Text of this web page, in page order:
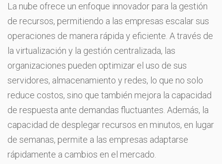
La nube ofrece un enfoque innovador para la gestión
de recursos, permitiendo a las empresas escalar sus
operaciones de manera rápida y eficiente. A través de
la virtualización y la gestión centralizada, las
organizaciones pueden optimizar el uso de sus
servidores, almacenamiento y redes, lo que no solo
reduce costos, sino que también mejora la capacidad
de respuesta ante demandas fluctuantes. Además, la
capacidad de desplegar recursos en minutos, en lugar
de semanas, permite a las empresas adaptarse
rápidamente a cambios en el mercado.